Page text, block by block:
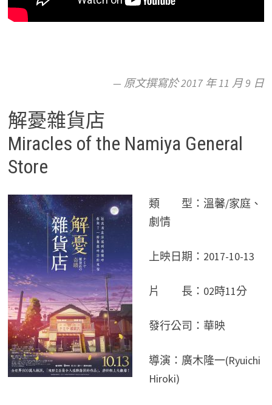
— 原文撰寫於 2017 年 11 月 9 日
解憂雜貨店
Miracles of the Namiya General
Store
類 型：溫馨/家庭、
劇情
上映日期：2017-10-13
片 長：02時11分
發行公司：華映
導演：廣木隆一(Ryuichi
Hiroki)